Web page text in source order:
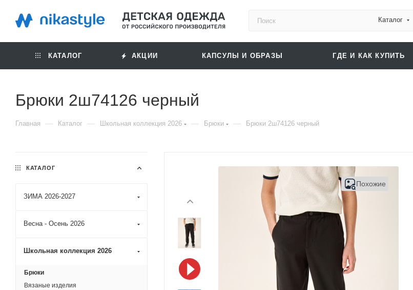
Каталог
КАТАЛОГ АКЦИИ КАПСУЛЫ И ОБРАЗЫ ГДЕ И КАК КУПИТЬ
Брюки 2ш74126 черный
Главная — Каталог — Школьная коллекция 2026 — Брюки — Брюки 2ш74126 черный
Похожие
КАТАЛОГ
ЗИМА 2026-2027
Весна - Осень 2026
Школьная коллекция 2026
Брюки
Вязаные изделия